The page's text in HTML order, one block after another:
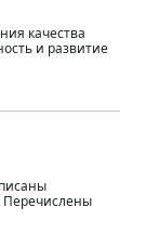
качества
и развитие
Перечислены